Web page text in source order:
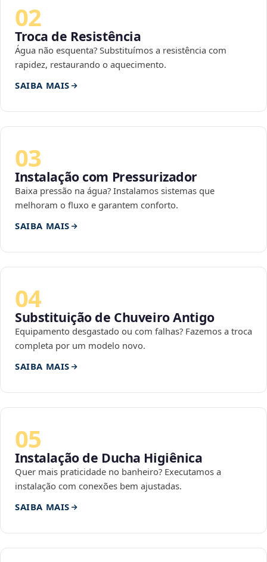
02
Troca de Resistência
Água não esquenta? Substituímos a resistência com
rapidez, restaurando o aquecimento.
SAIBA MAIS
03
Instalação com Pressurizador
Baixa pressão na água? Instalamos sistemas que
melhoram o fluxo e garantem conforto.
SAIBA MAIS
04
Substituição de Chuveiro Antigo
Equipamento desgastado ou com falhas? Fazemos a troca
completa por um modelo novo.
SAIBA MAIS
05
Instalação de Ducha Higiênica
Quer mais praticidade no banheiro? Executamos a
instalação com conexões bem ajustadas.
SAIBA MAIS